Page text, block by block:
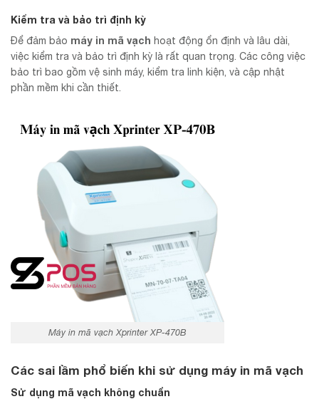
Kiểm tra và bảo trì định kỳ
Để đảm bảo máy in mã vạch hoạt động ổn định và lâu dài,
việc kiểm tra và bảo trì định kỳ là rất quan trọng. Các công việc
bảo trì bao gồm vệ sinh máy, kiểm tra linh kiện, và cập nhật
phần mềm khi cần thiết.
Máy in mã vạch Xprinter XP-470B
Các sai lầm phổ biến khi sử dụng máy in mã vạch
Sử dụng mã vạch không chuẩn